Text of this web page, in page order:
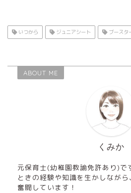
いつから ジュニアシート ブースタ
ABOUT ME
くみか
元保育士(幼稚園教諭免許あり)で
ときの経験や知識を生かしなが
奮闘しています！